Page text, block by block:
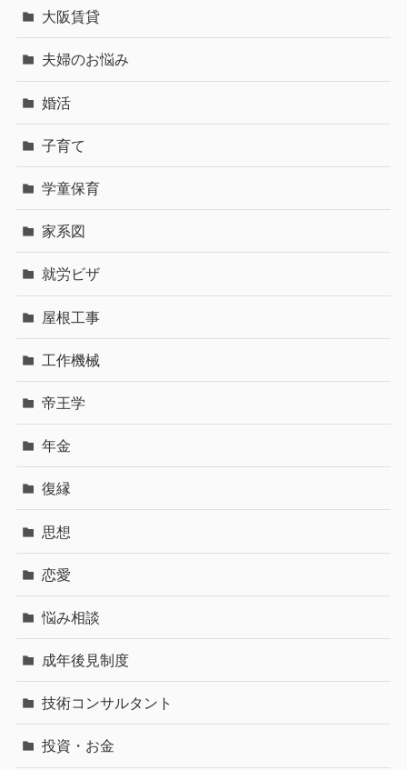
大阪賃貸
夫婦のお悩み
婚活
子育て
学童保育
家系図
就労ビザ
屋根工事
工作機械
帝王学
年金
復縁
思想
恋愛
悩み相談
成年後見制度
技術コンサルタント
投資・お金